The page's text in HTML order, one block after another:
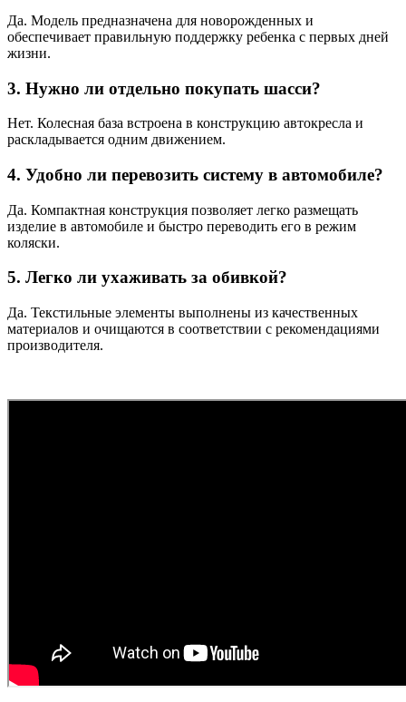
Да. Модель предназначена для новорожденных и
обеспечивает правильную поддержку ребенка с первых дней
жизни.
3. Нужно ли отдельно покупать шасси?
Нет. Колесная база встроена в конструкцию автокресла и
раскладывается одним движением.
4. Удобно ли перевозить систему в автомобиле?
Да. Компактная конструкция позволяет легко размещать
изделие в автомобиле и быстро переводить его в режим
коляски.
5. Легко ли ухаживать за обивкой?
Да. Текстильные элементы выполнены из качественных
материалов и очищаются в соответствии с рекомендациями
производителя.